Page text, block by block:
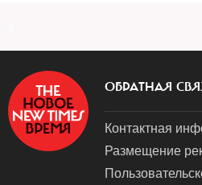
ОБРАТНАЯ
Контактная
Размещение